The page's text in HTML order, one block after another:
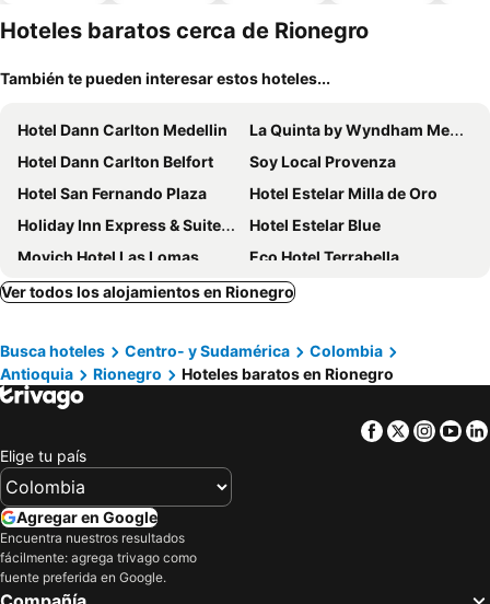
mascotas
Hoteles baratos cerca de Rionegro
También te pueden interesar estos hoteles...
Hotel Dann Carlton Medellin
La Quinta by Wyndham Medellin
Hotel Dann Carlton Belfort
Soy Local Provenza
Hotel San Fernando Plaza
Hotel Estelar Milla de Oro
Holiday Inn Express & Suites Medellin By Ihg
Hotel Estelar Blue
Movich Hotel Las Lomas
Eco Hotel Terrabella
Biohotel Ecohouse
NH Collection Medellín Royal
GHL Hotel Portón Medellín
V GRAND Hotel Medellin - Member of Radisson Individuals
Hotel bh El Poblado
Novotel Medellin El Tesoro
Heiss Hotel By Jalo
Socialtel Provenza Medellin
The Somos Central Hotel Poblado
The Art Hotel Medellin
Blues Suites Medellin
Hotel Poblado Alejandria
Ver todos los alojamientos en Rionegro
Busca hoteles Centro- y Sudamérica
Colombia
Antioquia
Rionegro Hoteles baratos en Rionegro
Facebook
Twitter
Elige tu país
Agregar en Google
Encuentra nuestros resultados
fácilmente: agrega trivago como
fuente preferida en Google.